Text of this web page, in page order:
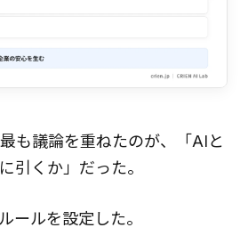
も議論を重ねたのが、「AIと
引くか」だった。
ールを設定した。